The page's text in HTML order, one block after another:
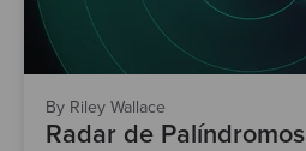
By Riley Wallace
Radar de Palíndromos